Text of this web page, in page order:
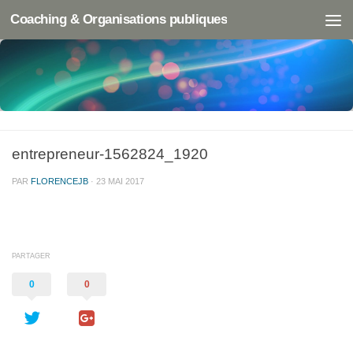
Coaching & Organisations publiques
entrepreneur-1562824_1920
PAR FLORENCEJB · 23 MAI 2017
PARTAGER
0 0